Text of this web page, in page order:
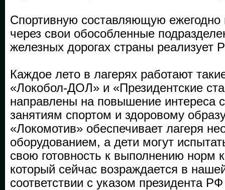
Спортивную составляющую ежегодно
через свои обособленные
железных дорогах страны
Каждое лето в лагерях работают
«Локобол-ДОЛ» и «Президентские
направлены на повышение интереса
занятиям спортом и здоровому
«Локомотив» обеспечивает лагеря
оборудованием, а дети могут
свою готовность к выполнению норм
который сейчас возраждается в
соответствии с указом президента